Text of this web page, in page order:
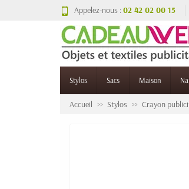
Appelez-nous :02 42 02 00 15
Stylos Sacs Maison
Accueil Stylos Crayon